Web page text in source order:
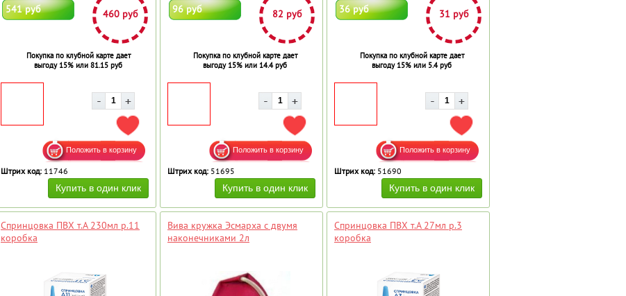
541 руб 460 руб
Покупка по клубной карте дает
выгоду 15% или 81.15 руб
ДОБАВИТЬ В ИЗБРАННОЕ
Штрих код: 11746
96 руб 82 руб
Покупка по клубной карте дает
выгоду 15% или 14.4 руб
ДОБАВИТЬ В ИЗБРАННОЕ
Штрих код: 51695
36 руб 31 руб
Покупка по клубной карте дает
выгоду 15% или 5.4 руб
ДОБАВИТЬ В ИЗБРАННОЕ
Штрих код: 51690
Спринцовка ПВХ т.A 230мл р.11
коробка
Вива кружка Эсмарха с двумя
наконечниками 2л
Спринцовка ПВХ т.A 27мл р.3
коробка